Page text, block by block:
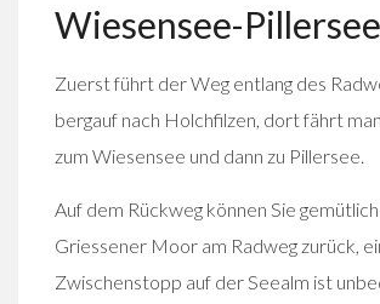
Wiesensee-Pillersee
Zuerst führt der Weg entlang des
bergauf nach Holchfilzen, dort fährt
zum Wiesensee und dann zu Pillersee.
Auf dem Rückweg können Sie
Griessener Moor am Radweg zurück,
Zwischenstopp auf der Seealm ist